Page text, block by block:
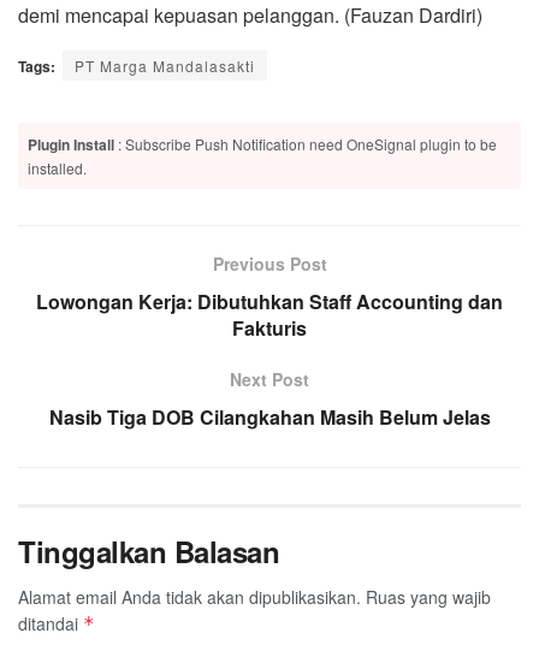
demi mencapai kepuasan pelanggan. (Fauzan Dardiri)
Tags: PT Marga Mandalasakti
Plugin Install : Subscribe Push Notification need OneSignal plugin to be
installed.
Previous Post
Lowongan Kerja: Dibutuhkan Staff Accounting dan
Fakturis
Next Post
Nasib Tiga DOB Cilangkahan Masih Belum Jelas
Tinggalkan Balasan
Alamat email Anda tidak akan dipublikasikan. Ruas yang wajib
ditandai *